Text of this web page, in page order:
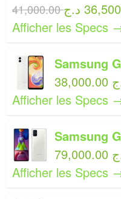
Afficher les Specs
Samsung
د.ج
Afficher les Specs
Samsung
د.ج
Afficher les Specs